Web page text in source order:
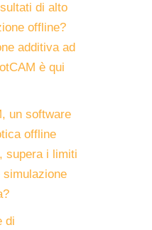
di alto
offline?
additiva ad
è qui
un software
offline
supera i limiti
simulazione
di